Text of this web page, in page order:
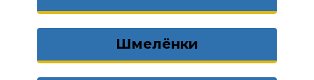
Шмелёнки